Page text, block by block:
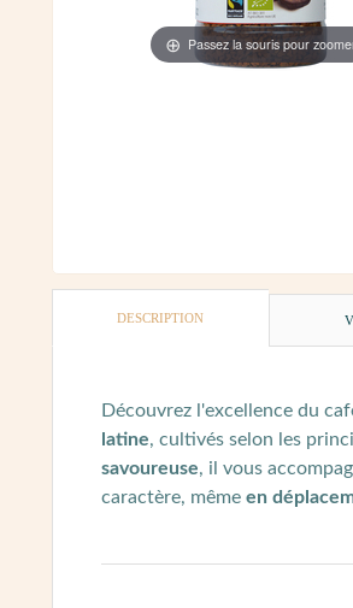
Passez la souris pour
DESCRIPTION
Découvrez l'excellence du
latine, cultivés selon les
savoureuse, il vous
caractère, même en